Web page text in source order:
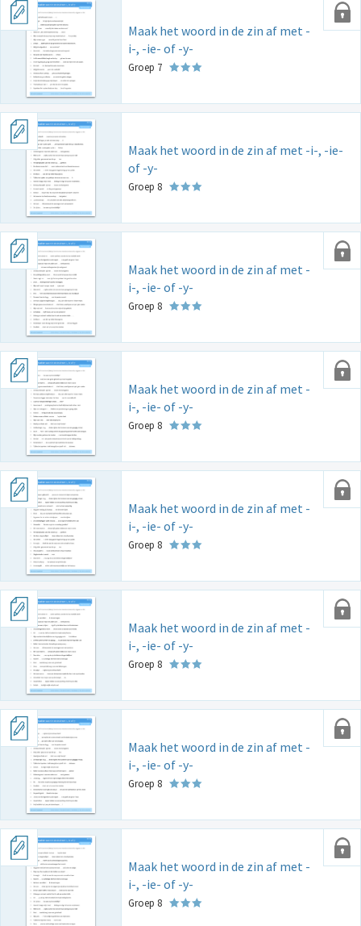
Maak het woord in de zin af met -
i-, -ie- of -y-
Groep 7
Maak het woord in de zin af met -i-, -ie-
of -y-
Groep 8
Maak het woord in de zin af met -
i-, -ie- of -y-
Groep 8
Maak het woord in de zin af met -
i-, -ie- of -y-
Groep 8
Maak het woord in de zin af met -
i-, -ie- of -y-
Groep 8
Maak het woord in de zin af met -
i-, -ie- of -y-
Groep 8
Maak het woord in de zin af met -
i-, -ie- of -y-
Groep 8
Maak het woord in de zin af met -
i-, -ie- of -y-
Groep 8